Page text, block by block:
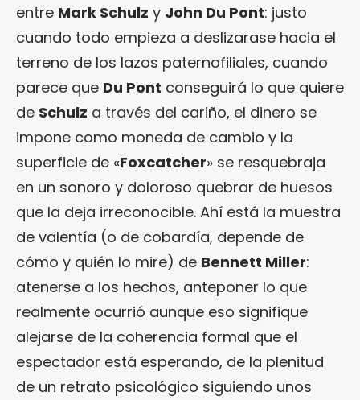
entre Mark Schulz y John Du Pont: justo
cuando todo empieza a deslizarase hacia el
terreno de los lazos paternofiliales, cuando
parece que Du Pont conseguirá lo que quiere
de Schulz a través del cariño, el dinero se
impone como moneda de cambio y la
superficie de «Foxcatcher» se resquebraja
en un sonoro y doloroso quebrar de huesos
que la deja irreconocible. Ahí está la muestra
de valentía (o de cobardía, depende de
cómo y quién lo mire) de Bennett Miller:
atenerse a los hechos, anteponer lo que
realmente ocurrió aunque eso signifique
alejarse de la coherencia formal que el
espectador está esperando, de la plenitud
de un retrato psicológico siguiendo unos